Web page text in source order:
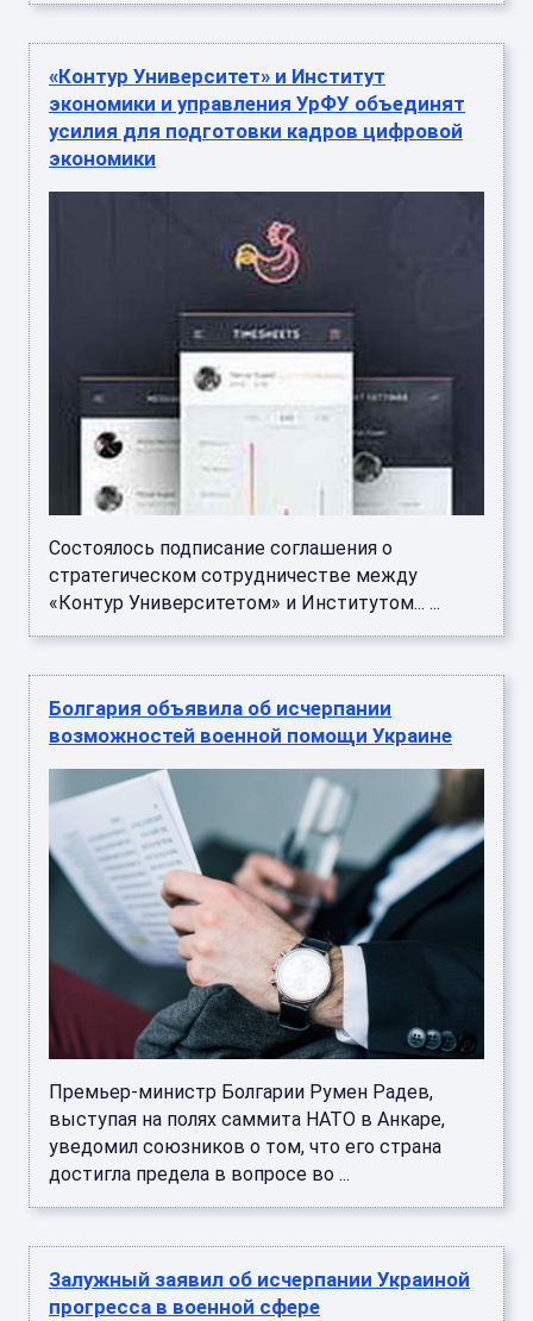
«Контур Университет» и Институт
экономики и управления УрФУ объединят
усилия для подготовки кадров цифровой
экономики
Состоялось подписание соглашения о
стратегическом сотрудничестве между
«Контур Университетом» и Институтом... ...
Болгария объявила об исчерпании
возможностей военной помощи Украине
Премьер-министр Болгарии Румен Радев,
выступая на полях саммита НАТО в Анкаре,
уведомил союзников о том, что его страна
достигла предела в вопросе во ...
Залужный заявил об исчерпании Украиной
прогресса в военной сфере